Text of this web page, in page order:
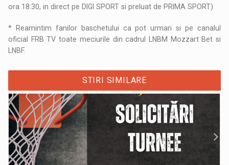
ora 18:30, in direct pe DIGI SPORT si preluat de PRIMA SPORT)
* Reamintim fanilor baschetului ca pot urmari si pe canalul
oficial FRB TV toate meciurile din cadrul LNBM Mozzart Bet si
LNBF.
STIRI SIMILARE